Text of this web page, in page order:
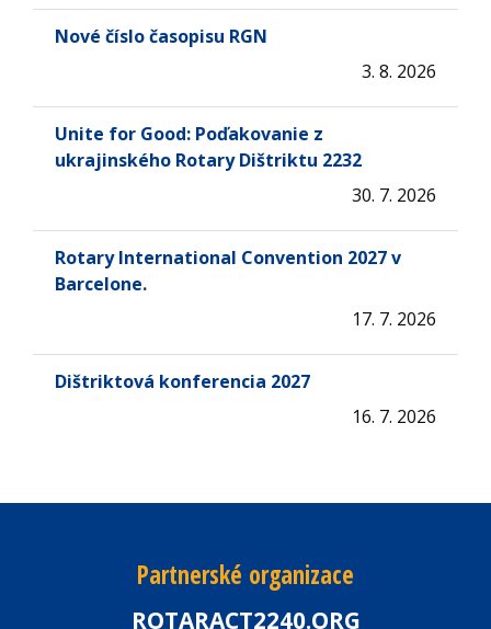
Nové číslo časopisu RGN
3. 8. 2026
Unite for Good: Poďakovanie z
ukrajinského Rotary Dištriktu 2232
30. 7. 2026
Rotary International Convention 2027 v
Barcelone.
17. 7. 2026
Dištriktová konferencia 2027
16. 7. 2026
Partnerské organizace
ROTARACT2240.ORG